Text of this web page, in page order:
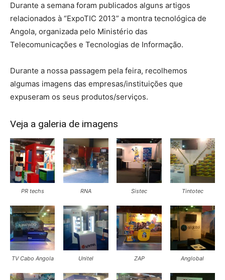
Durante a semana foram publicados alguns artigos
relacionados à “ExpoTIC 2013” a montra tecnológica de
Angola, organizada pelo Ministério das
Telecomunicações e Tecnologias de Informação.
Durante a nossa passagem pela feira, recolhemos
algumas imagens das empresas/instituições que
expuseram os seus produtos/serviços.
Veja a galeria de imagens
PR techs RNA Sistec Tintotec
TV Cabo Angola Unitel ZAP Anglobal